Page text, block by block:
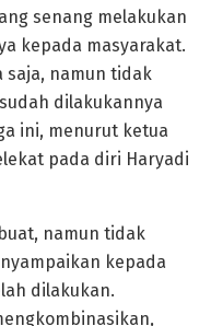
senang melakukan
kepada masyarakat.
saja, namun tidak
dilakukannya
ini, menurut ketua
pada diri Haryadi
namun tidak
kepada
dilakukan.